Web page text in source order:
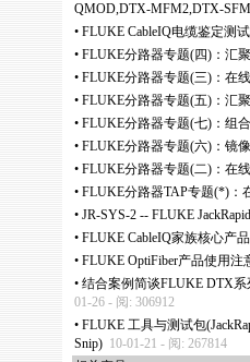
QMOD,DTX-MFM2,DTX-
• FLUKE CableIQ电缆鉴定测
• FLUKE分路器专题(四)：汇
• FLUKE分路器专题(三)：在
• FLUKE分路器专题(五)：汇
• FLUKE分路器专题(七)：组
• FLUKE分路器专题(六)：镜
• FLUKE分路器专题(二)：在
• FLUKE分路器TAP专题(*)：
• JR-SYS-2 -- FLUKE
• FLUKE CableIQ家族核心产
• FLUKE OptiFiber产品使用注
• 结合案例简谈FLUKE DTX系
01-26 - 阅: 306912
• FLUKE 工具与测试包
Snip) 10-01-21 - 阅: 267814